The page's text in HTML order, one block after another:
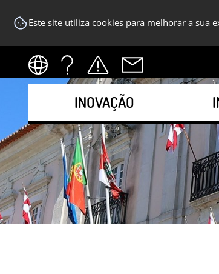
Este site utiliza cookies para melhorar a sua
INOVAÇÃO